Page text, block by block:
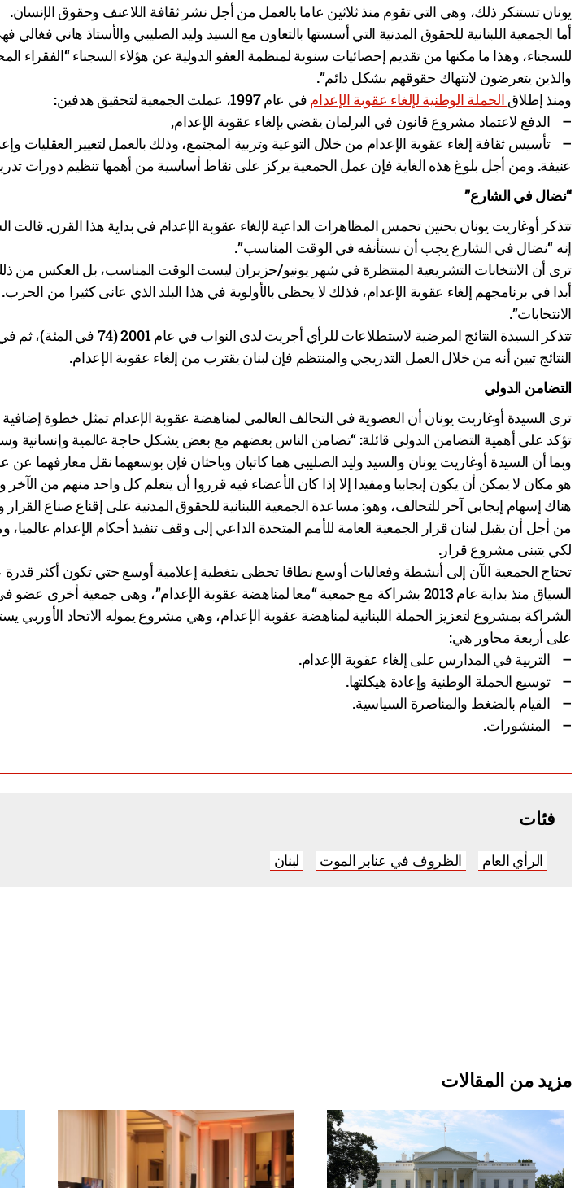
يونان تستنكر ذلك، وهي التي تقوم منذ ثلاثين عاما بالعمل من أجل نشر ثقافة اللاعنف وحقوق الإنسان.
أما الجمعية اللبنانية للحقوق المدنية التي أسستها بالتعاون مع السيد وليد الصليبي والأستاذ هاني
للسجناء، وهذا ما مكنها من تقديم إحصائيات سنوية لمنظمة العفو الدولية عن هؤلاء السجناء “الفقراء
والذين يتعرضون لانتهاك حقوقهم بشكل دائم”.
ومنذ إطلاق الحملة الوطنية لإلغاء عقوبة الإعدام في عام 1997، عملت الجمعية لتحقيق هدفين:
– الدفع لاعتماد مشروع قانون في البرلمان يقضي بإلغاء عقوبة الإعدام,
– تأسيس ثقافة إلغاء عقوبة الإعدام من خلال التوعية وتربية المجتمع، وذلك بالعمل لتغيير العقليات
عنيفة. ومن أجل بلوغ هذه الغاية فإن عمل الجمعية يركز على نقاط أساسية من أهمها تنظيم دورات
“نضال في الشارع”
تتذكر أوغاريت يونان بحنين تحمس المظاهرات الداعية لإلغاء عقوبة الإعدام في بداية هذا القرن. قالت
إنه “نضال في الشارع يجب أن نستأنفه في الوقت المناسب”.
ترى أن الانتخابات التشريعية المنتظرة في شهر يونيو/حزيران ليست الوقت المناسب، بل العكس من
أبدا في برنامجهم إلغاء عقوبة الإعدام، فذلك لا يحظى بالأولوية في هذا البلد الذي عانى كثيرا من
الانتخابات”.
النتائج تبين أنه من خلال العمل التدريجي والمنتظم فإن لبنان يقترب من إلغاء عقوبة الإعدام.
التضامن الدولي
ترى السيدة أوغاريت يونان أن العضوية في التحالف العالمي لمناهضة عقوبة الإعدام تمثل خطوة إضافية
تؤكد على أهمية التضامن الدولي قائلة: “تضامن الناس بعضهم مع بعض يشكل حاجة عالمية وإنسانية
وبما أن السيدة أوغاريت يونان والسيد وليد الصليبي هما كاتبان وباحثان فإن بوسعهما نقل معارفهما عن
هو مكان لا يمكن أن يكون إيجابيا ومفيدا إلا إذا كان الأعضاء فيه قرروا أن يتعلم كل واحد منهم من الآخر
هناك إسهام إيجابي آخر للتحالف، وهو: مساعدة الجمعية اللبنانية للحقوق المدنية على إقناع صناع
من أجل أن يقبل لبنان قرار الجمعية العامة للأمم المتحدة الداعي إلى وقف تنفيذ أحكام الإعدام
لكي يتبنى مشروع قرار.
تحتاج الجمعية الآن إلى أنشطة وفعاليات أوسع نطاقا تحظى بتغطية إعلامية أوسع حتي تكون أكثر
السياق منذ بداية عام 2013 بشراكة مع جمعية “معا لمناهضة عقوبة الإعدام”، وهى جمعية
على أربعة محاور هي:
– التربية في المدارس على إلغاء عقوبة الإعدام.
– توسيع الحملة الوطنية وإعادة هيكلتها.
– القيام بالضغط والمناصرة السياسية.
– المنشورات.
فئات
الرأي العام الظروف في عنابر الموت لبنان
مزيد من المقالات